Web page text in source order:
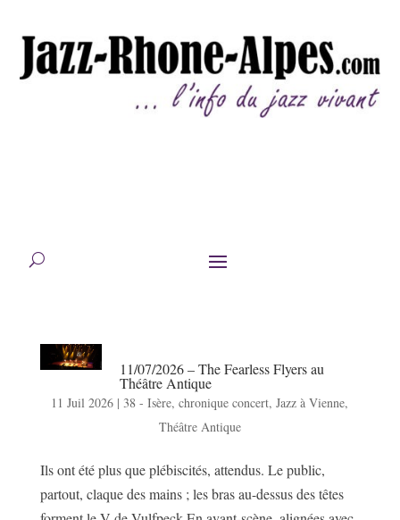
11/07/2026 – The Fearless Flyers au
Théâtre Antique
11 Juil 2026 |38 - Isère,chronique concert,Jazz à Vienne,
Théâtre Antique
Ils ont été plus que plébiscités, attendus. Le public,
partout, claque des mains ; les bras au-dessus des têtes